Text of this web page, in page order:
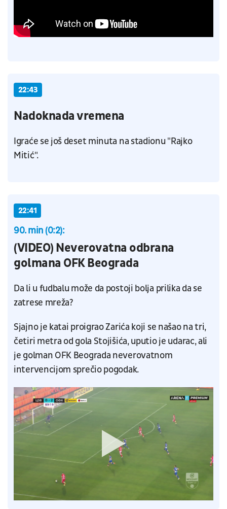
22:43
Nadoknada vremena
Igraće se još deset minuta na stadionu "Rajko
Mitić".
22:41
90. min (0:2):
(VIDEO) Neverovatna odbrana
golmana OFK Beograda
Da li u fudbalu može da postoji bolja prilika da se
zatrese mreža?
Sjajno je katai proigrao Zarića koji se našao na tri,
četiri metra od gola Stojišića, uputio je udarac, ali
je golman OFK Beograda neverovatnom
intervencijom sprečio pogodak.